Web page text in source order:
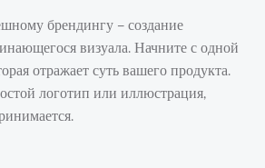
брендингу – создание
визуала. Начните с одной
отражает суть вашего продукта.
логотип или иллюстрация,